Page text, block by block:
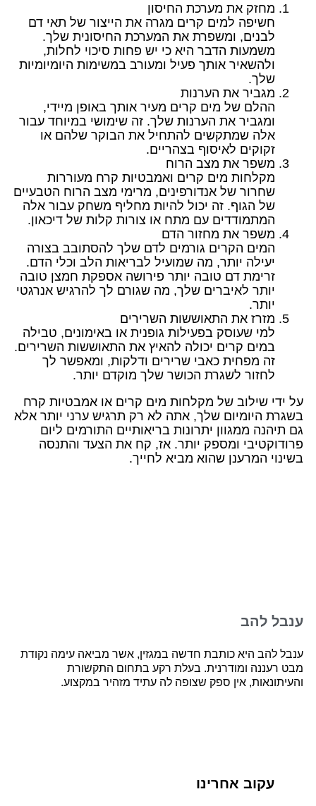
מחזק את מערכת החיסון
חשיפה למים קרים מגרה את הייצור של תאי דם
לבנים, ומשפרת את המערכת החיסונית שלך.
משמעות הדבר היא כי יש פחות סיכוי לחלות,
ולהשאיר אותך פעיל ומעורב במשימות היומיומיות
שלך.
מגביר את הערנות
ההלם של מים קרים מעיר אותך באופן מיידי,
ומגביר את הערנות שלך. זה שימושי במיוחד עבור
אלה שמתקשים להתחיל את הבוקר שלהם או
זקוקים לאיסוף בצהריים.
משפר את מצב הרוח
מקלחות מים קרים ואמבטיות קרח מעוררות
שחרור של אנדורפינים, מרימי מצב הרוח הטבעיים
של הגוף. זה יכול להיות מחליף משחק עבור אלה
המתמודדים עם מתח או צורות קלות של דיכאון.
משפר את מחזור הדם
המים הקרים גורמים לדם שלך להסתובב בצורה
יעילה יותר, מה שמועיל לבריאות הלב וכלי הדם.
זרימת דם טובה יותר פירושה אספקת חמצן טובה
יותר לאיברים שלך, מה שגורם לך להרגיש אנרגטי
יותר.
מזרז את התאוששות השרירים
למי שעוסק בפעילות גופנית או באימונים, טבילה
במים קרים יכולה להאיץ את התאוששות השרירים.
זה מפחית כאבי שרירים ודלקות, ומאפשר לך
לחזור לשגרת הכושר שלך מוקדם יותר.
על ידי שילוב של מקלחות מים קרים או אמבטיות קרח
בשגרת היומיום שלך, אתה לא רק תרגיש ערני יותר אלא
גם תיהנה ממגוון יתרונות בריאותיים התורמים ליום
פרודוקטיבי ומספק יותר. אז, קח את הצעד והתנסה
בשינוי המרענן שהוא מביא לחייך.
ענבל להב
ענבל להב היא כותבת חדשה במגזין, אשר מביאה עימה נקודת
מבט רעננה ומודרנית. בעלת רקע בתחום התקשורת
והעיתונאות, אין ספק שצופה לה עתיד מזהיר במקצוע.
עקוב אחרינו